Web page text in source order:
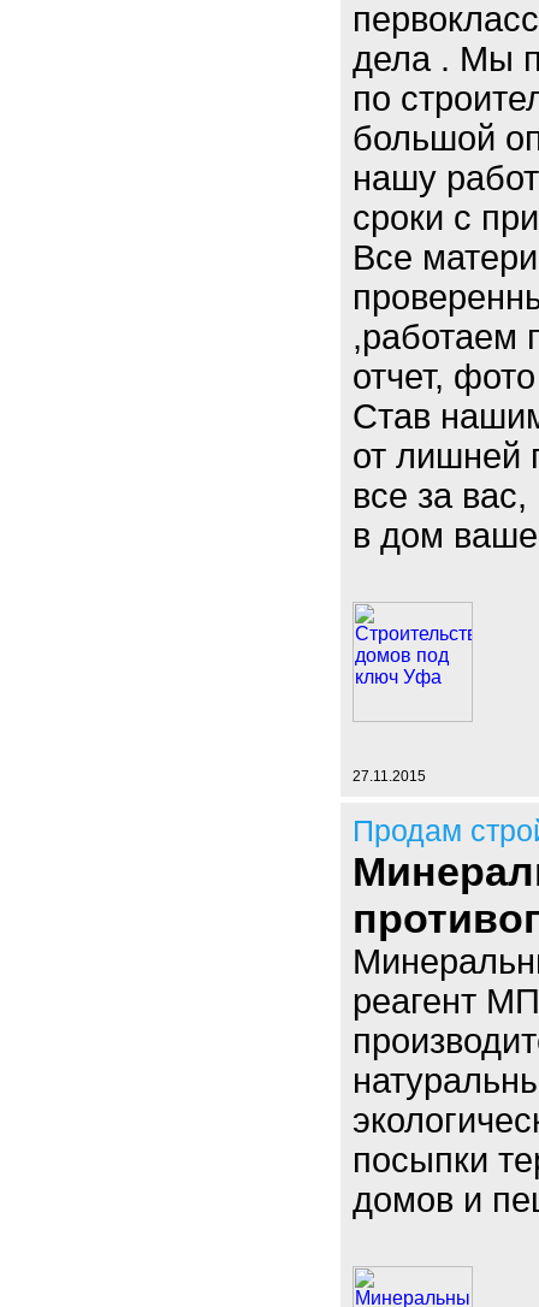
дела . Мы
по
большой
нашу
сроки с
Все
,работаем
отчет,
Став
от лишней
все за вас,
в дом
27.11.2015
Продам
реагент
посыпки
домов и